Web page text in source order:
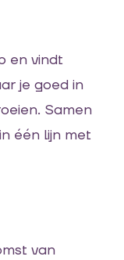
en vindt
je goed in
Samen
één lijn met
van